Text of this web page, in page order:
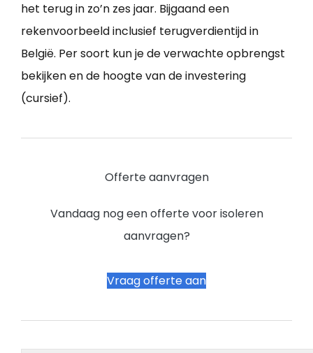
het terug in zo’n zes jaar. Bijgaand een
rekenvoorbeeld inclusief terugverdientijd in
België. Per soort kun je de verwachte opbrengst
bekijken en de hoogte van de investering
(cursief).
Offerte aanvragen
Vandaag nog een offerte voor isoleren
aanvragen?
Vraag offerte aan